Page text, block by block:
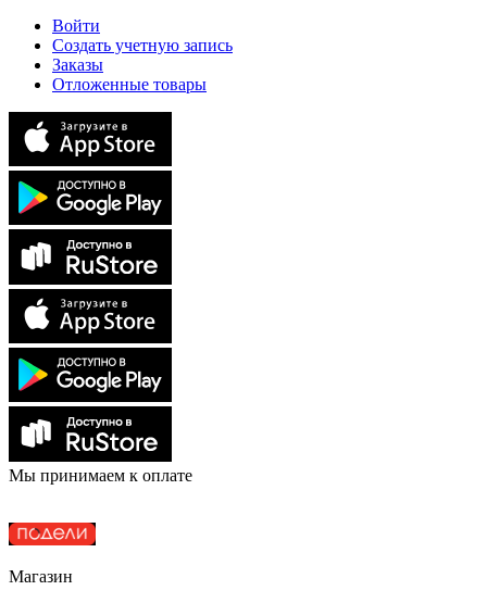
Войти
Создать учетную запись
Заказы
Отложенные товары
Мы принимаем к оплате
Магазин